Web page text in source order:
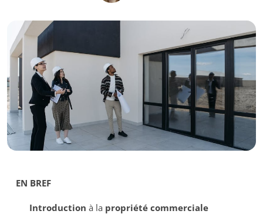
EN BREF
Introduction à la propriété commerciale